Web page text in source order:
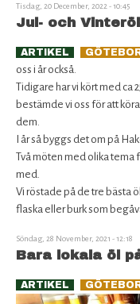
Tisdag, 20 December, 2022 - 10:45
Jul- och
ARTIKEL
oss i år också.
Tidigare har vi kört med ca
bestämde vi oss för att
dem.
I år så byggs det om på
Två möten med olika tema
med.
Vi röstade på de tre bästa
flaska eller burk som
Söndag, 28 November, 2021 - 12:18
Bara lokala öl
ARTIKEL